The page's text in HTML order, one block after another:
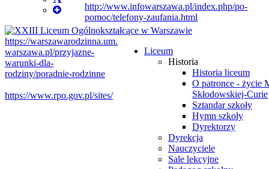
FontDefault
Set
Larger
Font
Liceum
Historia
Historia liceum
O patronce - życie
Skłodowskiej-Curie
Sztandar szkoły
Hymn szkoły
Dyrektorzy
Dyrekcja
Nauczyciele
Sale lekcyjne
http://www.infowarszawa.pl/index.php/po-
pomoc/telefony-zaufania.html
https://warszawarodzinna.um.
warszawa.pl/przyjazne-
warunki-dla-
rodziny/poradnie-rodzinne
https://www.rpo.gov.pl/sites/